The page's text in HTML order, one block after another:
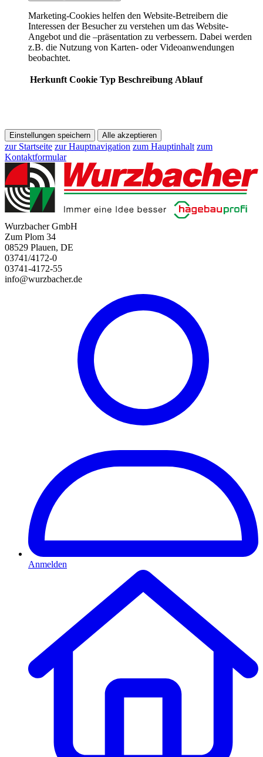
Marketing-Cookies helfen den Website-Betreibern die
Interessen der Besucher zu verstehen um das Website-
Angebot und die –präsentation zu verbessern. Dabei werden
z.B. die Nutzung von Karten- oder Videoanwendungen
beobachtet.
Herkunft Cookie Typ Beschreibung Ablauf
Einstellungen speichern Alle akzeptieren
zur Startseite zur Hauptnavigation zum Hauptinhalt zum
Kontaktformular
Wurzbacher GmbH
Zum Plom 34
08529 Plauen, DE
03741/4172-0
03741-4172-55
info@wurzbacher.de
Anmelden